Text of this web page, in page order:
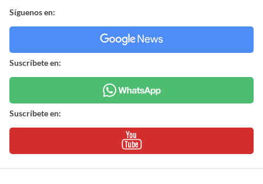
Síguenos en:
Suscríbete en:
Suscríbete en: